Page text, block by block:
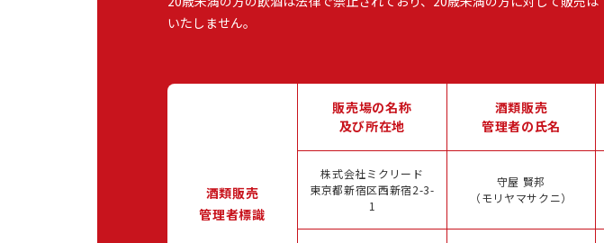
いたしません。
酒類販売
管理者標識
販売場の名称
及び所在地
酒類販売
管理者の氏名
株式会社ミクリード
東京都新宿区西新宿2-3-
1
守屋 賢邦
（モリヤマサクニ）